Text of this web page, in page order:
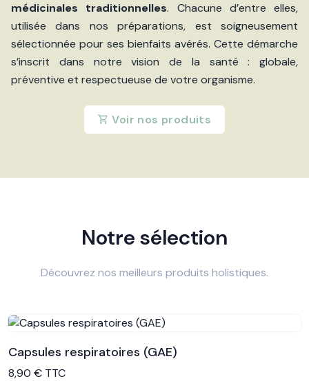
médicinales traditionnelles. Chacune d’entre elles,
utilisée dans nos préparations, est soigneusement
sélectionnée pour ses bienfaits avérés. Cette démarche
s’inscrit dans notre vision de la santé : globale,
préventive et respectueuse de votre organisme.
Voir nos produits
Notre sélection
Découvrez nos meilleurs produits holistiques.
Voir le produit
Capsules respiratoires (GAE)
8,90 € TTC